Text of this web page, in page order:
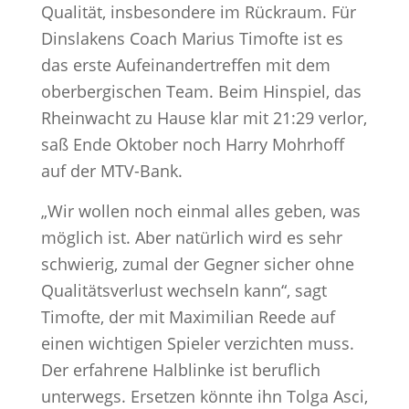
Qualität, insbesondere im Rückraum. Für
Dinslakens Coach Marius Timofte ist es
das erste Aufeinandertreffen mit dem
oberbergischen Team. Beim Hinspiel, das
Rheinwacht zu Hause klar mit 21:29 verlor,
saß Ende Oktober noch Harry Mohrhoff
auf der MTV-Bank.
„Wir wollen noch einmal alles geben, was
möglich ist. Aber natürlich wird es sehr
schwierig, zumal der Gegner sicher ohne
Qualitätsverlust wechseln kann“, sagt
Timofte, der mit Maximilian Reede auf
einen wichtigen Spieler verzichten muss.
Der erfahrene Halblinke ist beruflich
unterwegs. Ersetzen könnte ihn Tolga Asci,